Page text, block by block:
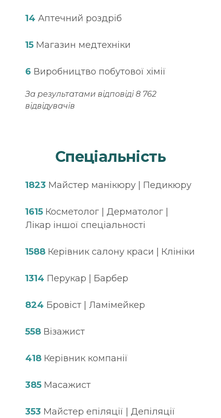
14 Аптечний роздріб
15 Магазин медтехніки
6 Виробництво побутової хімії
За результатами відповіді 8 762
відвідувачів
Спеціальність
1823 Майстер манікюру | Педикюру
1615 Косметолог | Дерматолог |
Лікар іншої спеціальності
1588 Керівник салону краси | Клініки
1314 Перукар | Барбер
824 Бровіст | Ламімейкер
558 Візажист
418 Керівник компанії
385 Масажист
353 Майстер епіляції | Депіляції